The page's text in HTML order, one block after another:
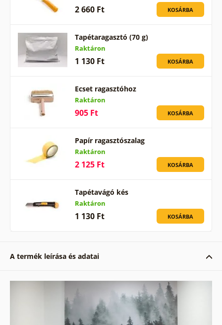
2 660 Ft KOSÁRBA
Tapétaragasztó (70 g)
Raktáron
1 130 Ft KOSÁRBA
Ecset ragasztóhoz
Raktáron
905 Ft KOSÁRBA
Papír ragasztószalag
Raktáron
2 125 Ft KOSÁRBA
Tapétavágó kés
Raktáron
1 130 Ft KOSÁRBA
A termék leírása és adatai